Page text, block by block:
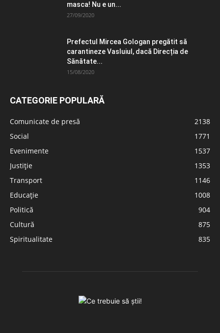
masca! Nu e un...
27/09/2020
Prefectul Mircea Gologan pregătit să
carantineze Vasluiul, dacă Direcția de
Sănătate...
15/08/2020
CATEGORIE POPULARĂ
Comunicate de presă
2138
Social
1771
Evenimente
1537
Justiție
1353
Transport
1146
Educație
1008
Politică
904
Cultură
875
Spiritualitate
835